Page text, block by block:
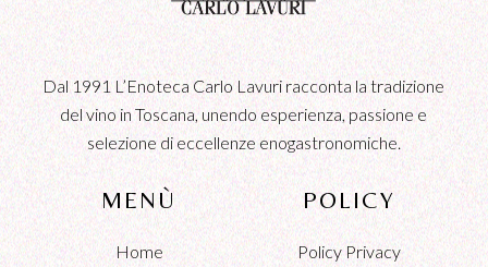
Dal 1991 L’Enoteca Carlo Lavuri racconta la tradizione
del vino in Toscana, unendo esperienza, passione e
selezione di eccellenze enogastronomiche.
MENÙ
Home
POLICY
Policy Privacy